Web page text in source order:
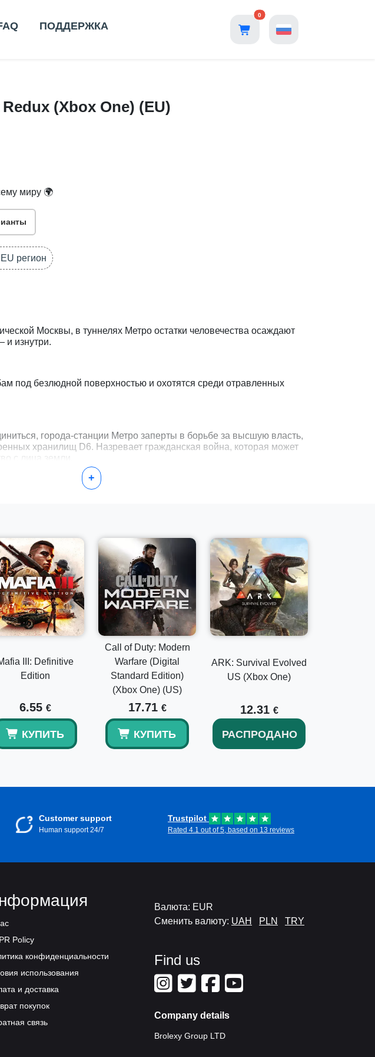
ПОДДЕРЖКА
0
(Xbox One) (EU)
миру 🌍
EU регион
Москвы, в туннелях Метро остатки человечества осаждают
и изнутри.
под безлюдной поверхностью и охотятся среди отравленных
города-станции Метро заперты в борьбе за высшую власть,
хранилищ D6. Назревает гражданская война, которая может
+
III: Definitive
Edition
6.55 €
КУПИТЬ
Call of Duty: Modern
Warfare (Digital
Standard Edition)
(Xbox One) (US)
17.71 €
КУПИТЬ
ARK: Survival Evolved
US (Xbox One)
12.31 €
РАСПРОДАНО
Customer support
Human support 24/7
Trustpilot
Rated 4.1 out of 5, based on 13 reviews
Policy
конфиденциальности
использования
и доставка
покупок
связь
Валюта: EUR
Сменить валюту: UAH PLN TRY
Find us
Company details
Brolexy Group LTD